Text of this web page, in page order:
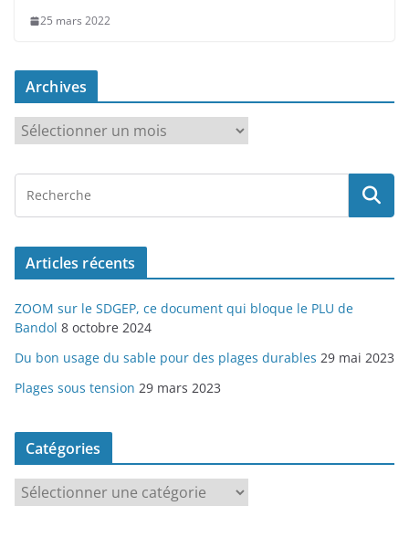
25 mars 2022
Archives
r
c
i
Articles récents
ZOOM sur le SDGEP, ce document qui bloque le PLU de
Bandol 8 octobre 2024
Du bon usage du sable pour des plages durables 29 mai 2023
Plages sous tension 29 mars 2023
Catégories
a